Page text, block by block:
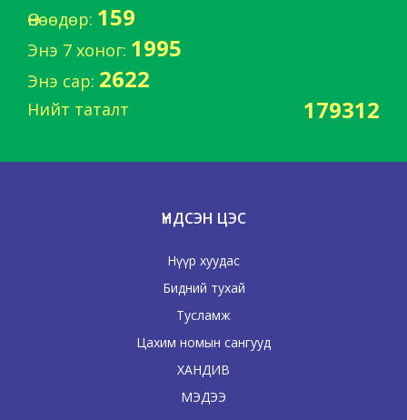
Өнөөдөр: 159
Энэ 7 хоног: 1995
Энэ сар: 2622
Нийт таталт 179312
ҮНДСЭН ЦЭС
Нүүр хуудас
Бидний тухай
Тусламж
Цахим номын сангууд
ХАНДИВ
МЭДЭЭ